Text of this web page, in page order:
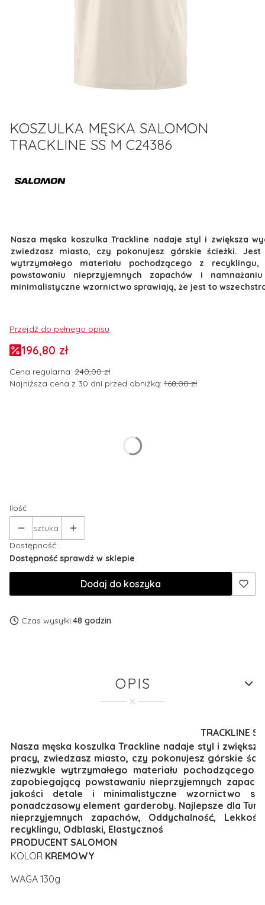
KOSZULKA MĘSKA SALOMON
TRACKLINE SS M C24386
Nasza męska koszulka Trackline nadaje styl i zwiększa
zwiedzasz miasto, czy pokonujesz górskie ścieżki.
wytrzymałego materiału pochodzącego z
powstawaniu nieprzyjemnych zapachów i
minimalistyczne wzornictwo sprawiają, że jest to
Przejdź do pełnego opisu
196,80 zł
Cena regularna: 240,00 zł
Najniższa cena z 30 dni przed obniżką: 168,00 zł
Ilość
sztuka
Dostępność:
Dostępność sprawdź w sklepie
Dodaj do koszyka
Czas wysyłki:48 godzin
OPIS
TRACKLINE SS
Nasza męska koszulka Trackline nadaje styl i
pracy, zwiedzasz miasto, czy pokonujesz górskie
niezwykle wytrzymałego materiału
zapobiegającą powstawaniu nieprzyjemnych
jakości detale i minimalistyczne wzornictwo
ponadczasowy element garderoby. Najlepsze dla
nieprzyjemnych zapachów, Oddychalność,
recyklingu, Odblaski, Elastycznoś
PRODUCENT SALOMON
KOLOR KREMOWY
WAGA 130g